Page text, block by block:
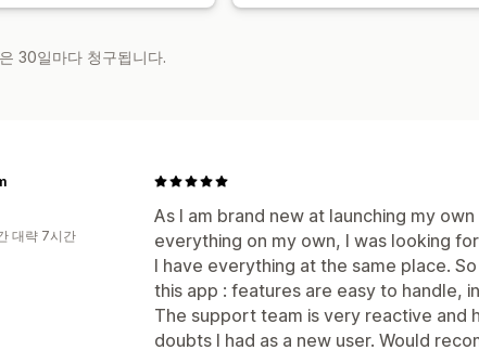
30일마다 청구됩니다.
As I am brand new at launching my
everything on my own, I was looking
I have everything at the same place.
this app : features are easy to handle,
The support team is very reactive and
doubts I had as a new user. Would
대략 7시간